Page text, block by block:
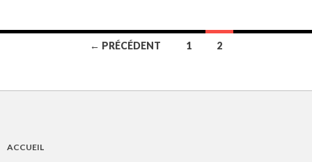
articles
← PRÉCÉDENT 1 2
ACCUEIL